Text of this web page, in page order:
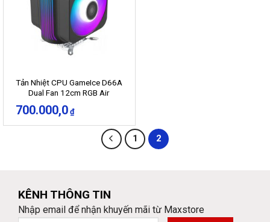
Tản Nhiệt CPU GameIce D66A
Dual Fan 12cm RGB Air
700.000,0 ₫
1 2
KÊNH THÔNG TIN
Nhập email để nhận khuyến mãi từ Maxstore